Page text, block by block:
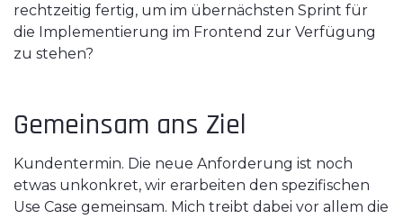
rechtzeitig fertig, um im übernächsten Sprint für
die Implementierung im Frontend zur Verfügung
zu stehen?
Gemeinsam ans Ziel
Kundentermin. Die neue Anforderung ist noch
etwas unkonkret, wir erarbeiten den spezifischen
Use Case gemeinsam. Mich treibt dabei vor allem die